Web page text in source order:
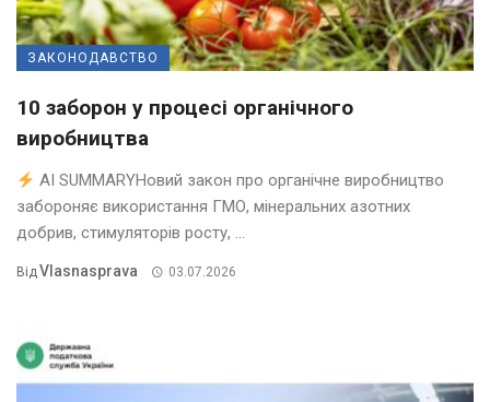
ЗАКОНОДАВСТВО
10 заборон у процесі органічного
виробництва
AI SUMMARYНовий закон про органічне виробництво
забороняє використання ГМО, мінеральних азотних
добрив, стимуляторів росту, ...
ВідVlasnasprava 03.07.2026